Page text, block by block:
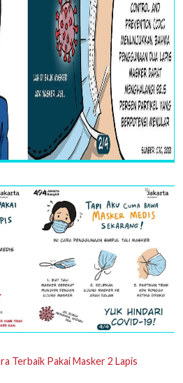
Terbaik Pakai Masker 2 Lapis